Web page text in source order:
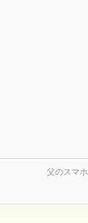
父のスマ